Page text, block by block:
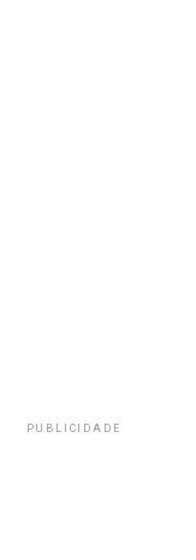
PUBLICIDADE